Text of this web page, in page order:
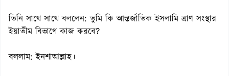
তিনি সাথে সাথে বললেন: তুমি কি আন্তর্জাতিক ইসলামি ত্রাণ সংস্থার
ইয়াতীম বিভাগে কাজ করবে?
বললাম: ইনশাআল্লাহ।